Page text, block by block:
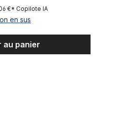
€* Copilote IA
en sus
au panier
nylon beige crème